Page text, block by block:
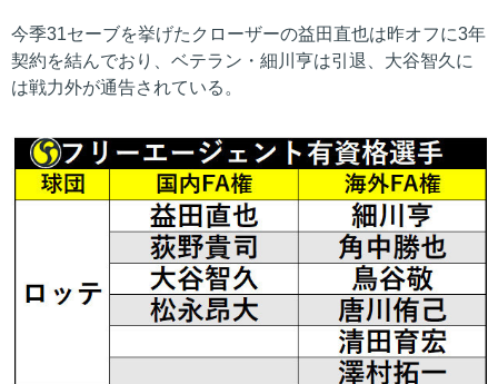
今季31セーブを挙げたクローザーの益田直也は昨オフに3年
契約を結んでおり、ベテラン・細川亨は引退、大谷智久に
は戦力外が通告されている。